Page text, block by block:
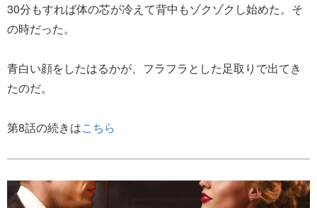
30分もすれば体の芯が冷えて背中もゾクゾクし始めた。そ
の時だった。
青白い顔をしたはるかが、フラフラとした足取りで出てき
たのだ。
第8話の続きはこちら